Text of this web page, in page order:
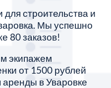
строительства и
Мы успешно
80 заказов!
экипажем
от 1500 рублей
аренды в Уваровке